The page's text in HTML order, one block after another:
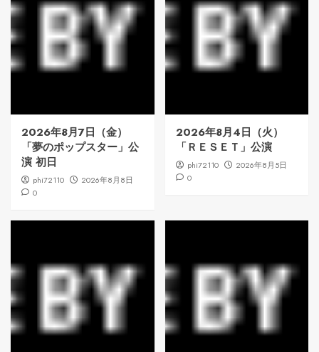
2026年8月7日（金）
「夢のポップスター」公
演 初日
phi72110
2026年8月8日
0
2026年8月4日（火）
「ＲＥＳＥＴ」公演
phi72110
2026年8月5日
0